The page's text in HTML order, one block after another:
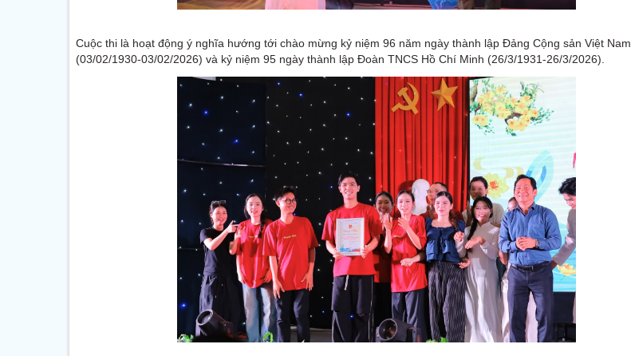
Cuộc thi là hoạt động ý nghĩa hướng tới chào mừng kỷ niệm 96 năm ngày thành lập Đảng Cộng sản Việt Nam
(03/02/1930-03/02/2026) và kỷ niệm 95 ngày thành lập Đoàn TNCS Hồ Chí Minh (26/3/1931-26/3/2026).